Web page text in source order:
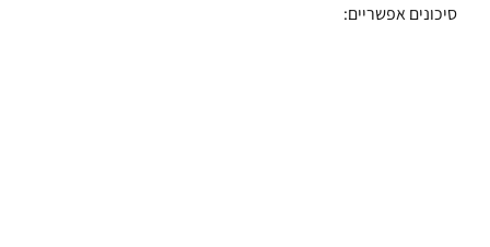
סיכונים אפשריים: